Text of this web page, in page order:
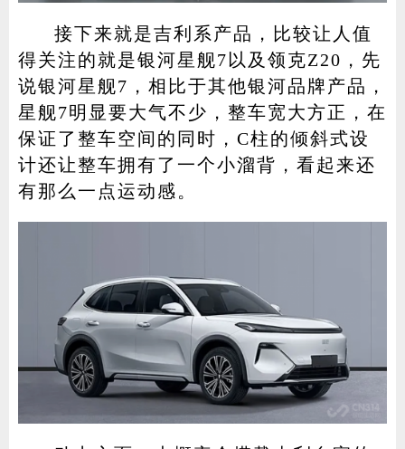
接下来就是吉利系产品，比较让人值
得关注的就是银河星舰7以及领克Z20，先
说银河星舰7，相比于其他银河品牌产品，
星舰7明显要大气不少，整车宽大方正，在
保证了整车空间的同时，C柱的倾斜式设
计还让整车拥有了一个小溜背，看起来还
有那么一点运动感。